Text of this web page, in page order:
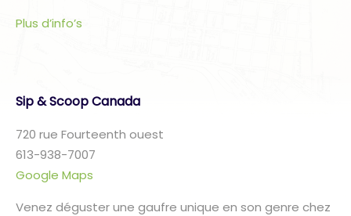
Plus d’info’s
Sip & Scoop Canada
720 rue Fourteenth ouest
613-938-7007
Google Maps
Venez déguster une gaufre unique en son genre chez